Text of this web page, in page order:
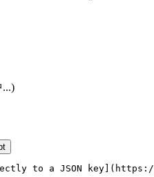
to a JSON